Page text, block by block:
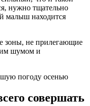
нужно тщательно
малыш находится
зоны, не прилегающие
шумом и
совершать